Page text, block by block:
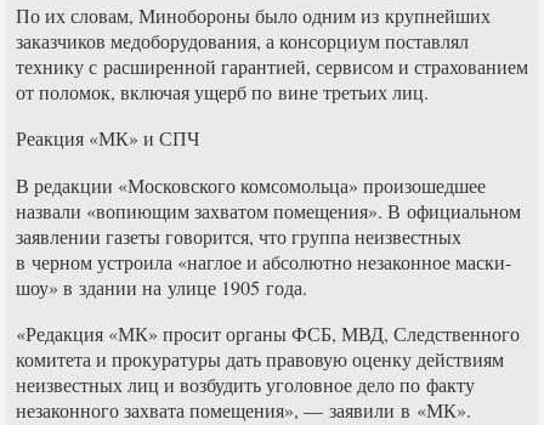
По их словам, Минобороны было одним из крупнейших
заказчиков медоборудования, а консорциум поставлял
технику с расширенной гарантией, сервисом и страхованием
от поломок, включая ущерб по вине третьих лиц.
Реакция «МК» и СПЧ
В редакции «Московского комсомольца» произошедшее
назвали «вопиющим захватом помещения». В официальном
заявлении газеты говорится, что группа неизвестных
в черном устроила «наглое и абсолютно незаконное маски-
шоу» в здании на улице 1905 года.
«Редакция «МК» просит органы ФСБ, МВД, Следственного
комитета и прокуратуры дать правовую оценку действиям
неизвестных лиц и возбудить уголовное дело по факту
незаконного захвата помещения», — заявили в «МК».